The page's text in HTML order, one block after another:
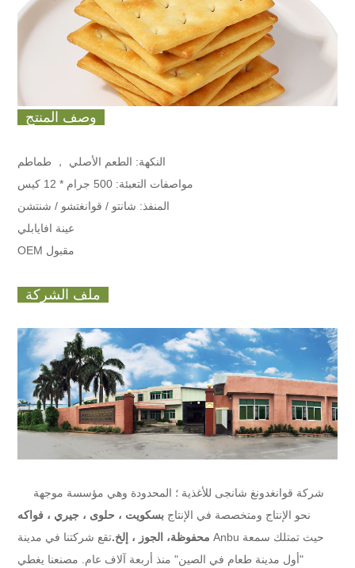
النكهة: الطعم الأصلي ， طماطم
مواصفات التعبئة: 500 جرام * 12 كيس
المنفذ: شانتو / قوانغتشو / شنتشن
عينة افايابلي
OEM مقبول
شركة قوانغدونغ شانجى للأغذية ؛ المحدودة وهي مؤسسة موجهة
نحو الإنتاج ومتخصصة في الإنتاج بسكويت ، حلوى ، جيري ، فواكه
محفوظة، الجوز ، إلخ.تقع شركتنا في مدينة Anbu حيث تمتلك سمعة
"أول مدينة طعام في الصين" منذ أربعة آلاف عام. مصنعنا يغطي